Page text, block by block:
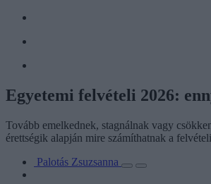
Egyetemi felvételi 2026:
Tovább emelkednek, stagnálnak vagy
érettségik alapján mire számíthatnak a
Palotás Zsuzsanna